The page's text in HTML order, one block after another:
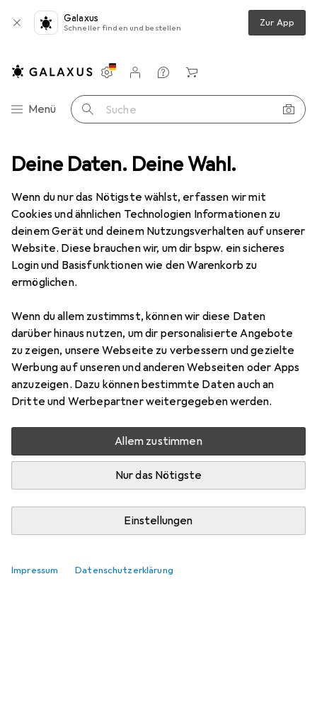
Deine Daten. Deine Wahl.
Wenn du nur das Nötigste wählst, erfassen wir mit
Cookies und ähnlichen Technologien Informationen zu
deinem Gerät und deinem Nutzungsverhalten auf unserer
Website. Diese brauchen wir, um dir bspw. ein sicheres
Login und Basisfunktionen wie den Warenkorb zu
ermöglichen.
Wenn du allem zustimmst, können wir diese Daten
darüber hinaus nutzen, um dir personalisierte Angebote
zu zeigen, unsere Webseite zu verbessern und gezielte
Werbung auf unseren und anderen Webseiten oder Apps
anzuzeigen. Dazu können bestimmte Daten auch an
Dritte und Werbepartner weitergegeben werden.
Allem zustimmen
Nur das Nötigste
Einstellungen
Impressum Datenschutzerklärung
Galaxus
Schneller finden und bestellen Zur App
Navigation nach Kategorien
Menü Suche
Einstellungen
Kundenkonto
Vergleichslisten
Merklisten
Warenkorb
Produktbewertungen Gut waschbar und resistent.
EUR
12,03 bei 2 Stück
KärcherMicrofaserpads
Bewertung für Kärcher
AntonioAmbrosio89
vor 6 Jahren
0
hat dieses Produkt gekauft
Gut waschbar und resistent.
Resistent